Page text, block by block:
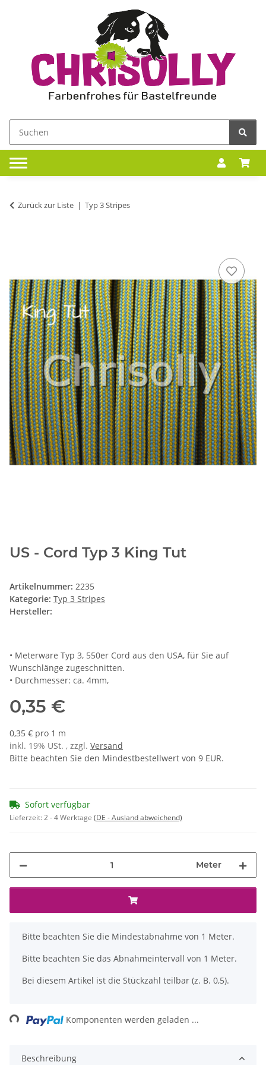
Zurück zur Liste Typ 3 Stripes
US - Cord Typ 3 King Tut
Artikelnummer: 2235
Kategorie: Typ 3 Stripes
Hersteller:
• Meterware Typ 3, 550er Cord aus den USA, für Sie auf
Wunschlänge zugeschnitten.
• Durchmesser: ca. 4mm,
0,35 €
0,35 € pro 1 m
inkl. 19% USt. , zzgl. Versand
Bitte beachten Sie den Mindestbestellwert von 9 EUR.
Sofort verfügbar
Lieferzeit:2 - 4 Werktage (DE - Ausland abweichend)
Meter
x
Bitte beachten Sie die Mindestabnahme von 1 Meter.
Bitte beachten Sie das Abnahmeintervall von 1 Meter.
Bei diesem Artikel ist die Stückzahl teilbar (z. B. 0,5).
Komponenten werden geladen ...
Beschreibung